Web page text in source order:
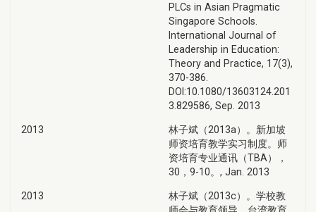
PLCs in Asian Pragmatic
Singapore Schools.
International Journal of
Leadership in Education:
Theory and Practice, 17(3),
370-386.
DOI:10.1080/13603124.201
3.829586, Sep. 2013
2013
林子斌（2013a）。新加坡
师资培育教学实习制度。师
资培育专业通讯（TBA），
30，9-10。, Jan. 2013
2013
林子斌（2013c）。学校教